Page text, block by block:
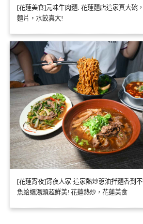
[花蓮美食]元味牛肉麵: 花蓮麵店這家真大碗
麵片，水餃真大!
[花蓮宵夜]宵夜人家-這家熱炒蔥油拌麵香到
魚蛤蠣湯頭超鮮美! 花蓮熱炒，花蓮美食